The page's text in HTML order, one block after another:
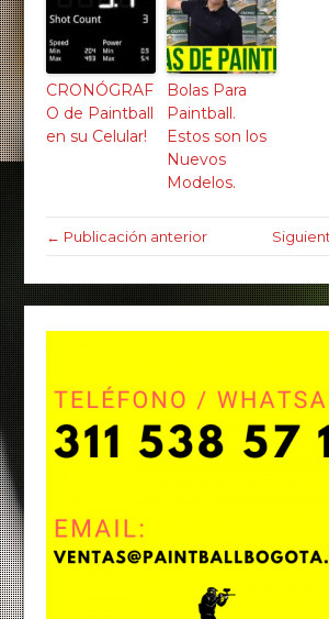
CRONÓGRAF
O de Paintball
en su Celular!
Bolas Para
Paintball.
Estos son los
Nuevos
Modelos.
← Publicación anterior